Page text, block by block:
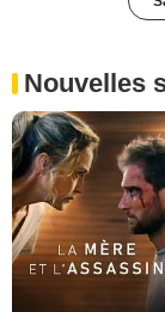
Nouvelles